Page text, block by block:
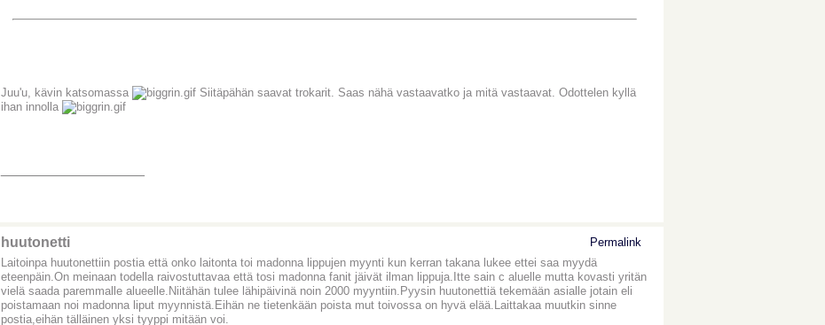
Juu'u, kävin katsomassa
Siitäpähän saavat trokarit. Saas nähä vastaavatko ja mitä vastaavat. Odottelen kyllä
ihan innolla
huutonetti
Permalink
Laitoinpa huutonettiin postia että onko laitonta toi madonna lippujen myynti kun kerran takana lukee ettei saa myydä
eteenpäin.On meinaan todella raivostuttavaa että tosi madonna fanit jäivät ilman lippuja.Itte sain c aluelle mutta kovasti yritän
vielä saada paremmalle alueelle.Niitähän tulee lähipäivinä noin 2000 myyntiin.Pyysin huutonettiä tekemään asialle jotain eli
poistamaan noi madonna liput myynnistä.Eihän ne tietenkään poista mut toivossa on hyvä elää.Laittakaa muutkin sinne
postia,eihän tälläinen yksi tyyppi mitään voi.